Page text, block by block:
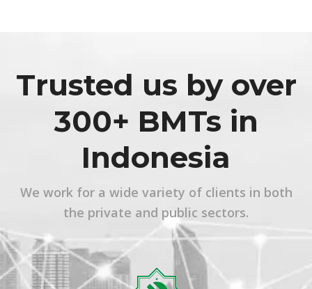
Trusted us by over
300+ BMTs in
Indonesia
We work for a wide variety of clients in both
the private and public sectors.